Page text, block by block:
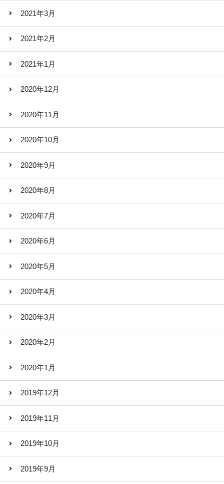
2021年3月
2021年2月
2021年1月
2020年12月
2020年11月
2020年10月
2020年9月
2020年8月
2020年7月
2020年6月
2020年5月
2020年4月
2020年3月
2020年2月
2020年1月
2019年12月
2019年11月
2019年10月
2019年9月